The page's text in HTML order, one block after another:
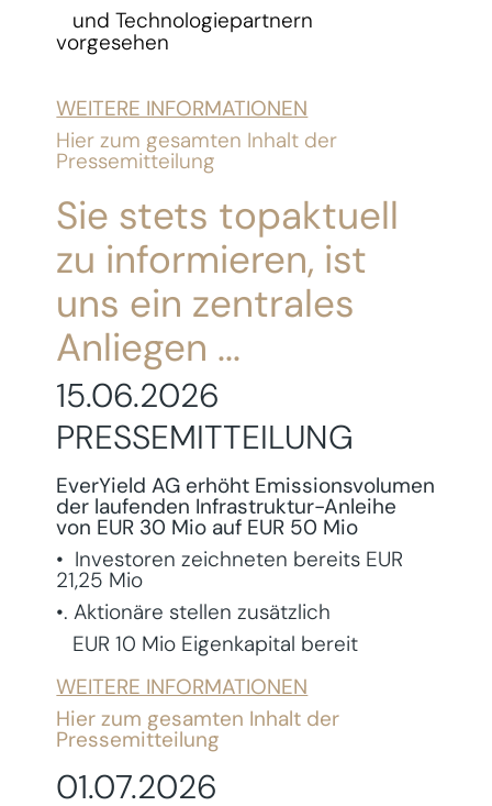
und Technologiepartnern
vorgesehen
WEITERE INFORMATIONEN
Hier zum gesamten Inhalt der
Pressemitteilung
Sie stets topaktuell
zu informieren, ist
uns ein zentrales
Anliegen ...
15.06.2026
PRESSEMITTEILUNG
EverYield AG erhöht Emissionsvolumen
der laufenden Infrastruktur-Anleihe
von EUR 30 Mio auf EUR 50 Mio
• Investoren zeichneten bereits EUR
21,25 Mio
•. Aktionäre stellen zusätzlich
EUR 10 Mio Eigenkapital bereit
WEITERE INFORMATIONEN
Hier zum gesamten Inhalt der
Pressemitteilung
01.07.2026